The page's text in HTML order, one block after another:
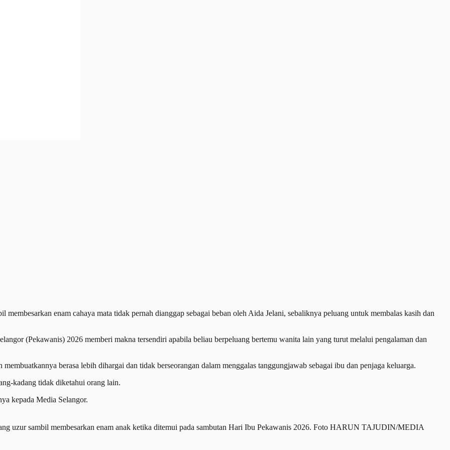
enam cahaya mata tidak pernah dianggap sebagai beban oleh Aida Jelani, sebaliknya peluang untuk membalas kasih dan
(Pekawanis) 2026 memberi makna tersendiri apabila beliau berpeluang bertemu wanita lain yang turut melalui pengalaman dan
berasa lebih dihargai dan tidak berseorangan dalam menggalas tanggungjawab sebagai ibu dan penjaga keluarga.
kadang tidak diketahui orang lain.
kepada Media Selangor.
uzur sambil membesarkan enam anak ketika ditemui pada sambutan Hari Ibu Pekawanis 2026. Foto HARUN TAJUDIN/MEDIA